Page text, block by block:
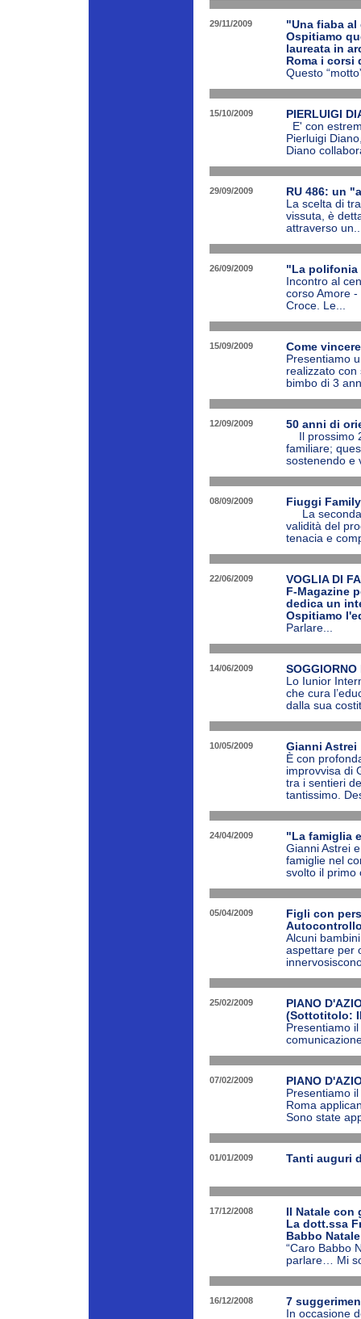
29/11/2009
"Una fiaba
Ospitiamo
laureata in
Roma i corsi
Questo
15/10/2009
PIERLUIGI
E' con
Pierluigi
Diano
29/09/2009
RU 486: un
La scelta di
vissuta, è
attraverso
26/09/2009
"La polifonia
Incontro al
corso Amore
Croce. Le...
15/09/2009
Come
Presentiamo
realizzato
bimbo di 3
12/09/2009
50 anni di
Il prossimo
familiare;
sostenendo e
08/09/2009
Fiuggi
La seconda
validità del
tenacia e
22/06/2009
VOGLIA DI
F-Magazine
dedica un
Ospitiamo
Parlare...
14/06/2009
SOGGIORNO
Lo Iunior
che cura
dalla sua
10/05/2009
Gianni Astrei
È con
improvvisa di
tra i sentieri
tantissimo.
24/04/2009
"La famiglia
Gianni Astrei
famiglie nel
svolto il primo
05/04/2009
Figli con
Alcuni
aspettare per
25/02/2009
PIANO
(Sottotitolo:
Presentiamo
07/02/2009
PIANO
Presentiamo
Roma
Sono state
01/01/2009 Tanti auguri
17/12/2008
Il Natale
La dott.ssa
Babbo Natale
“Caro Babbo
parlare… Mi
16/12/2008
7
In occasione